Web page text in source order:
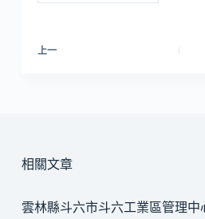
上一
相關文章
雲林縣斗六市斗六工業區管理中